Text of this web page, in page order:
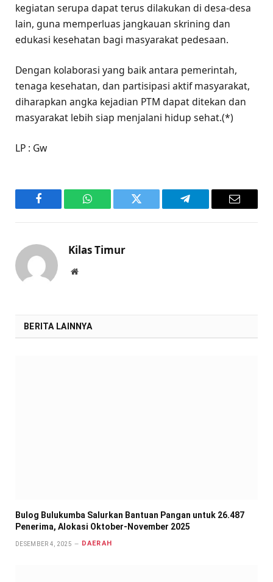
kegiatan serupa dapat terus dilakukan di desa-desa
lain, guna memperluas jangkauan skrining dan
edukasi kesehatan bagi masyarakat pedesaan.
Dengan kolaborasi yang baik antara pemerintah,
tenaga kesehatan, dan partisipasi aktif masyarakat,
diharapkan angka kejadian PTM dapat ditekan dan
masyarakat lebih siap menjalani hidup sehat.(*)
LP : Gw
Facebook WhatsAppTwitter Telegram Email
Kilas Timur
Website
BERITA LAINNYA
Bulog Bulukumba Salurkan Bantuan Pangan untuk 26.487
Penerima, Alokasi Oktober-November 2025
DESEMBER 4, 2025 DAERAH